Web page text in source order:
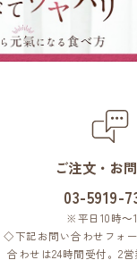
ご注文・お
03-5919-
※平日10時～
◇下記お問い合わせフォ
合わせは24時間受付。2